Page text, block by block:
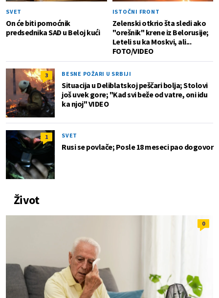
SVET
On će biti pomoćnik
predsednika SAD u Beloj kući
ISTOČNI FRONT
Zelenski otkrio šta sledi ako
"orešnik" krene iz Belorusije;
Leteli su ka Moskvi, ali...
FOTO/VIDEO
3 BESNE POŽARI U SRBIJI
Situacija u Deliblatskoj peščari bolja; Stolovi
još uvek gore; "Kad svi beže od vatre, oni idu
ka njoj" VIDEO
1 SVET
Rusi se povlače; Posle 18 meseci pao dogovor
Život
0